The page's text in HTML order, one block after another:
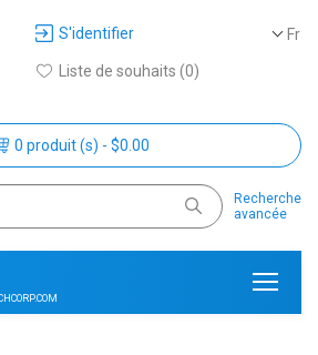
Fr
S'identifier
Liste de souhaits (0)
0 produit (s) - $0.00
Recherche
avancée